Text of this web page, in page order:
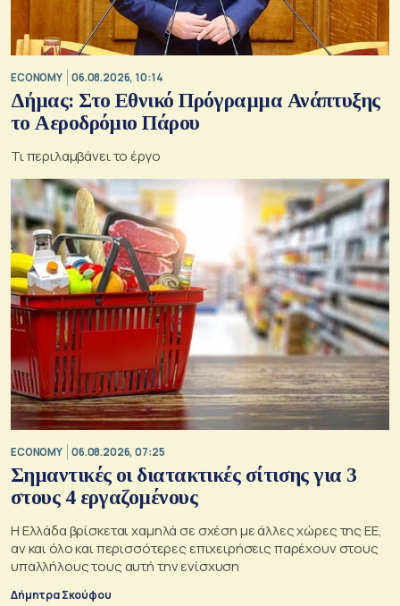
ECONOMY 06.08.2026, 10:14
Δήμας: Στο Εθνικό Πρόγραμμα Ανάπτυξης
το Αεροδρόμιο Πάρου
Τι περιλαμβάνει το έργο
ECONOMY 06.08.2026, 07:25
Σημαντικές οι διατακτικές σίτισης για 3
στους 4 εργαζομένους
Η Ελλάδα βρίσκεται χαμηλά σε σχέση με άλλες χώρες της ΕΕ,
αν και όλο και περισσότερες επιχειρήσεις παρέχουν στους
υπαλλήλους τους αυτή την ενίσχυση
Δήμητρα Σκούφου